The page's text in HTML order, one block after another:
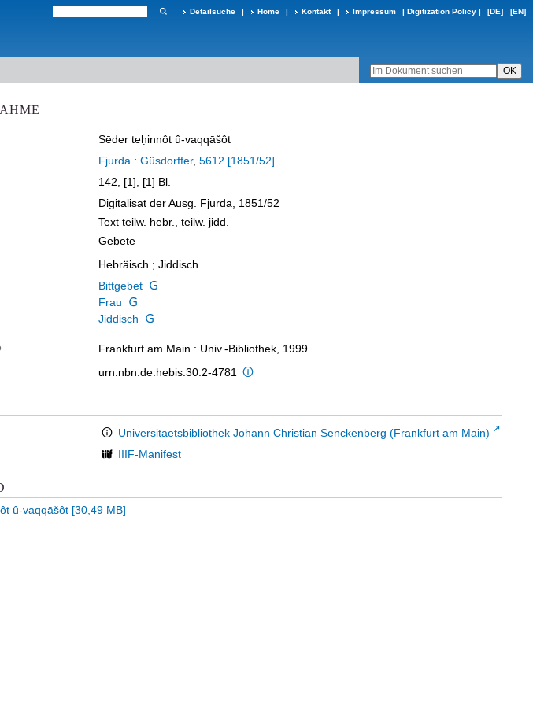
Detailsuche | Home | Kontakt | Impressum | Digitization Policy | [DE] [EN]
Sēder teḥinnôt û-vaqqāšôt
Fjurda : Güsdorffer, 5612 [1851/52]
142, [1], [1] Bl.
Digitalisat der Ausg. Fjurda, 1851/52
Text teilw. hebr., teilw. jidd.
Gebete
Hebräisch ; Jiddisch
Bittgebet
Frau
Jiddisch
Frankfurt am Main : Univ.-Bibliothek, 1999
urn:nbn:de:hebis:30:2-4781
Universitaetsbibliothek Johann Christian Senckenberg (Frankfurt am Main)
IIIF-Manifest
û-vaqqāšôt [30,49 MB]